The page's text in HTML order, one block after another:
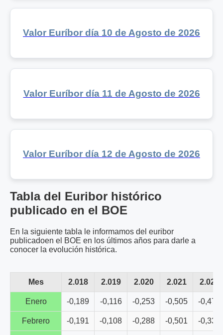
Valor Euríbor día 10 de Agosto de 2026
Valor Euríbor día 11 de Agosto de 2026
Valor Euríbor día 12 de Agosto de 2026
Tabla del Euribor histórico
publicado en el BOE
En la siguiente tabla le informamos del euribor
publicadoen el BOE en los últimos años para darle a
conocer la evolución histórica.
Mes 2.018 2.019 2.020 2.021 2.022
Enero -0,189 -0,116 -0,253 -0,505 -0,477
Febrero -0,191 -0,108 -0,288 -0,501 -0,335